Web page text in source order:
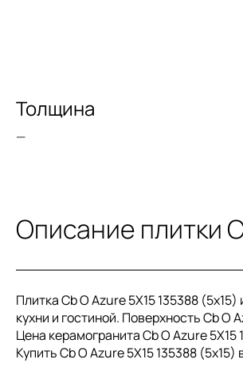
Толщина
—
Описание плитки
Плитка Cb O Azure 5X15 135388
кухни и гостиной. Поверхность Cb O
Цена керамогранита Cb O Azure
Купить Cb O Azure 5X15 135388